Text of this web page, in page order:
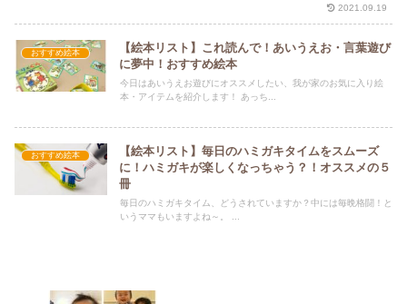
2021.09.19
おすすめ絵本
【絵本リスト】これ読んで！あいうえお・言葉遊び
に夢中！おすすめ絵本
今日はあいうえお遊びにオススメしたい、我が家のお気に入り絵
本・アイテムを紹介します！ あっち...
おすすめ絵本
【絵本リスト】毎日のハミガキタイムをスムーズ
に！ハミガキが楽しくなっちゃう？！オススメの５
冊
毎日のハミガキタイム、どうされていますか？中には毎晩格闘！と
いうママもいますよね～。 ...